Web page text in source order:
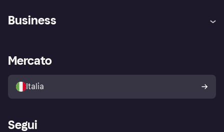
Assistenza
Esplora i negozi
Politica di protezione
dell'acquirente Klarna
Business
Accesso aziende
Mercato
Italia
Segui